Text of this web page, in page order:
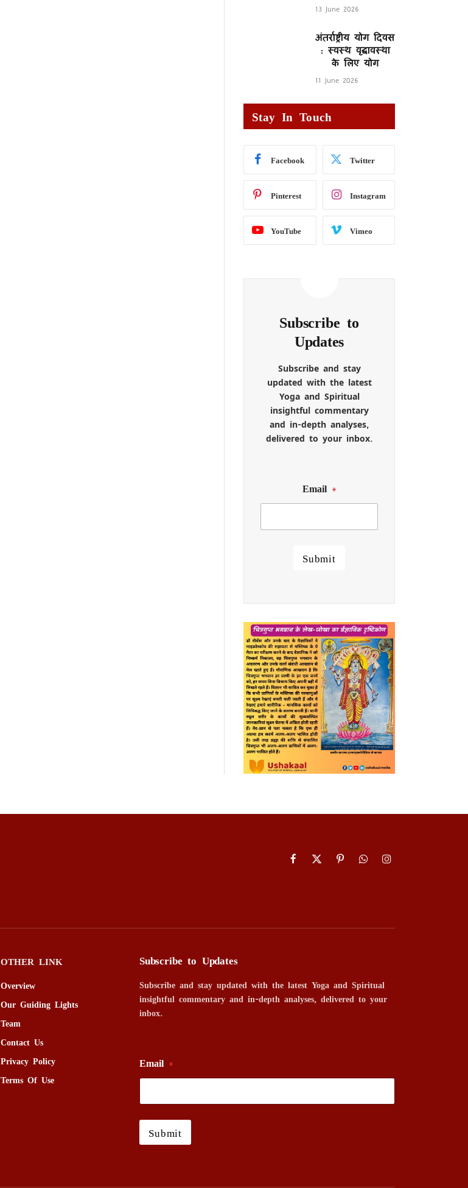
13 June 2026
अंतर्राष्ट्रीय योग दिवस
: स्वस्थ वृद्धावस्था
के लिए योग
11 June 2026
Stay In Touch
Facebook Twitter
Pinterest Instagram
YouTube Vimeo
Subscribe to
Updates
Subscribe and stay
updated with the latest
Yoga and Spiritual
insightful commentary
and in-depth analyses,
delivered to your inbox.
Email *
Submit
Facebook
X
PinterestWhatsAppInstagram
OTHER LINK
Overview
Our Guiding Lights
Team
Contact Us
Privacy Policy
Terms Of Use
Subscribe to Updates
Subscribe and stay updated with the latest Yoga and Spiritual
insightful commentary and in-depth analyses, delivered to your
inbox.
Email *
Submit